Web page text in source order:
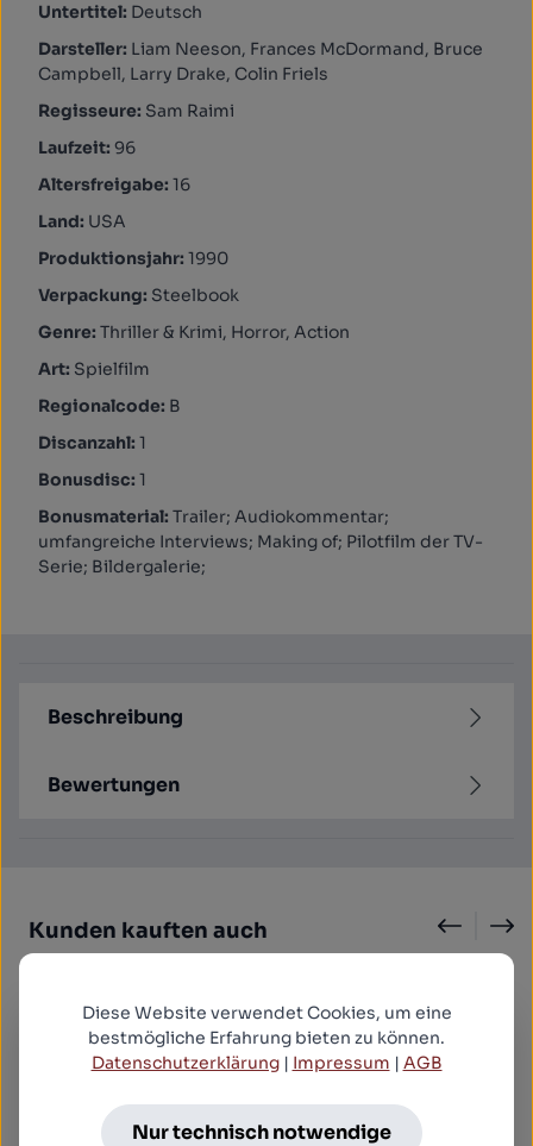
Untertitel: Deutsch
Darsteller: Liam Neeson, Frances McDormand, Bruce
Campbell, Larry Drake, Colin Friels
Regisseure: Sam Raimi
Laufzeit: 96
Altersfreigabe: 16
Land: USA
Produktionsjahr: 1990
Verpackung: Steelbook
Genre: Thriller & Krimi, Horror, Action
Art: Spielfilm
Regionalcode: B
Discanzahl: 1
Bonusdisc: 1
Bonusmaterial: Trailer; Audiokommentar;
umfangreiche Interviews; Making of; Pilotfilm der TV-
Serie; Bildergalerie;
Beschreibung
Bewertungen
Kunden kauften auch
Across the River - Uncut Edition (blu-ray)
12,99 €*
Diese Website verwendet Cookies, um eine
bestmögliche Erfahrung bieten zu können.
Datenschutzerklärung| Impressum | AGB
Nur technisch notwendige